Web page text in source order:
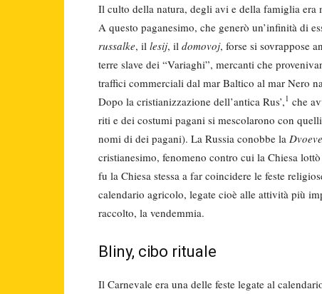
Il culto della natura, degli avi e della famiglia
A questo paganesimo, che generò un’infinità di
russalke, il lesij, il domovoj, forse si sovrappose
terre slave dei “Variaghi”, mercanti che
traffi­ci commerciali dal mar Baltico al mar Nero
Dopo la cristianizzazione dell’antica Rus’,1 che
ri­ti e dei costumi pagani si mescolarono con
no­mi di dei pagani). La Russia conobbe la
cristiane­simo, fenomeno contro cui la Chiesa
fu la Chiesa stessa a far coincidere le feste
calendario agricolo, legate cioè alle attività più
raccolto, la vendem­mia.
Bliny, cibo rituale
Il Carnevale era una delle feste legate al